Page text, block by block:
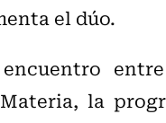
el dúo.
la